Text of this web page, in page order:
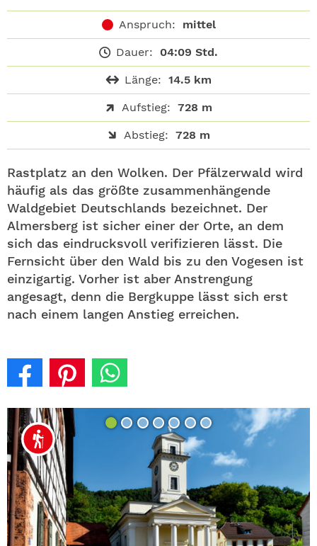
Anspruch: mittel
Dauer: 04:09 Std.
Länge: 14.5 km
Aufstieg: 728 m
Abstieg: 728 m
Rastplatz an den Wolken. Der Pfälzerwald wird
häufig als das größte zusammenhängende
Waldgebiet Deutschlands bezeichnet. Der
Almersberg ist sicher einer der Orte, an dem
sich das eindrucksvoll verifizieren lässt. Die
Fernsicht über den Wald bis zu den Vogesen ist
einzigartig. Vorher ist aber Anstrengung
angesagt, denn die Bergkuppe lässt sich erst
nach einem langen Anstieg erreichen.
SHOP